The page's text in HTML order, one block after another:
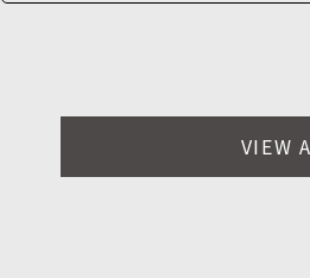
VIEW